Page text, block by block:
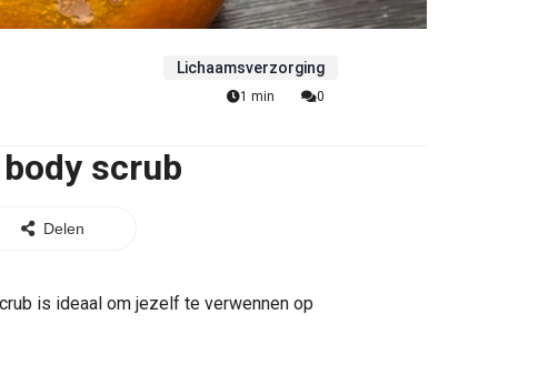
Lichaamsverzorging
1 min 0
scrub
Delen
is ideaal om jezelf te verwennen op